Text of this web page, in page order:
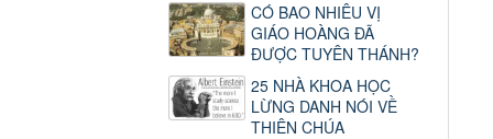
CÓ BAO NHIÊU VỊ
GIÁO HOÀNG ĐÃ
ĐƯỢC TUYÊN THÁNH?
25 NHÀ KHOA HỌC
LỪNG DANH NÓI VỀ
THIÊN CHÚA